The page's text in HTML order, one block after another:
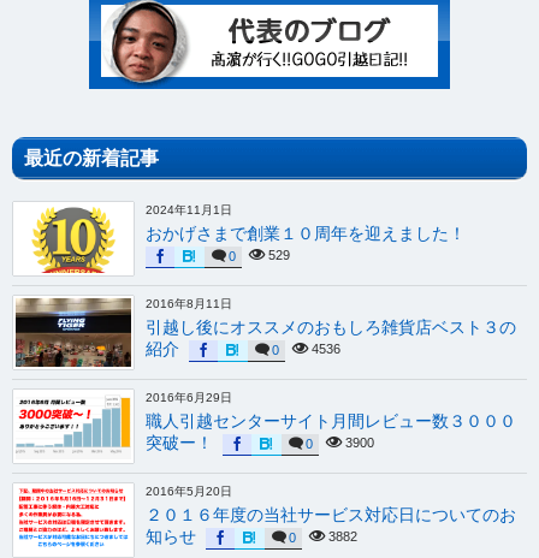
最近の新着記事
2024年11月1日
おかげさまで創業１０周年を迎えました！
0 529
2016年8月11日
引越し後にオススメのおもしろ雑貨店ベスト３の
紹介
0 4536
2016年6月29日
職人引越センターサイト月間レビュー数３０００
突破ー！
0 3900
2016年5月20日
２０１６年度の当社サービス対応日についてのお
知らせ
0 3882